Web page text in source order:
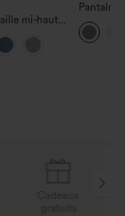
mi‑haute,
avec
Pantalon
poches